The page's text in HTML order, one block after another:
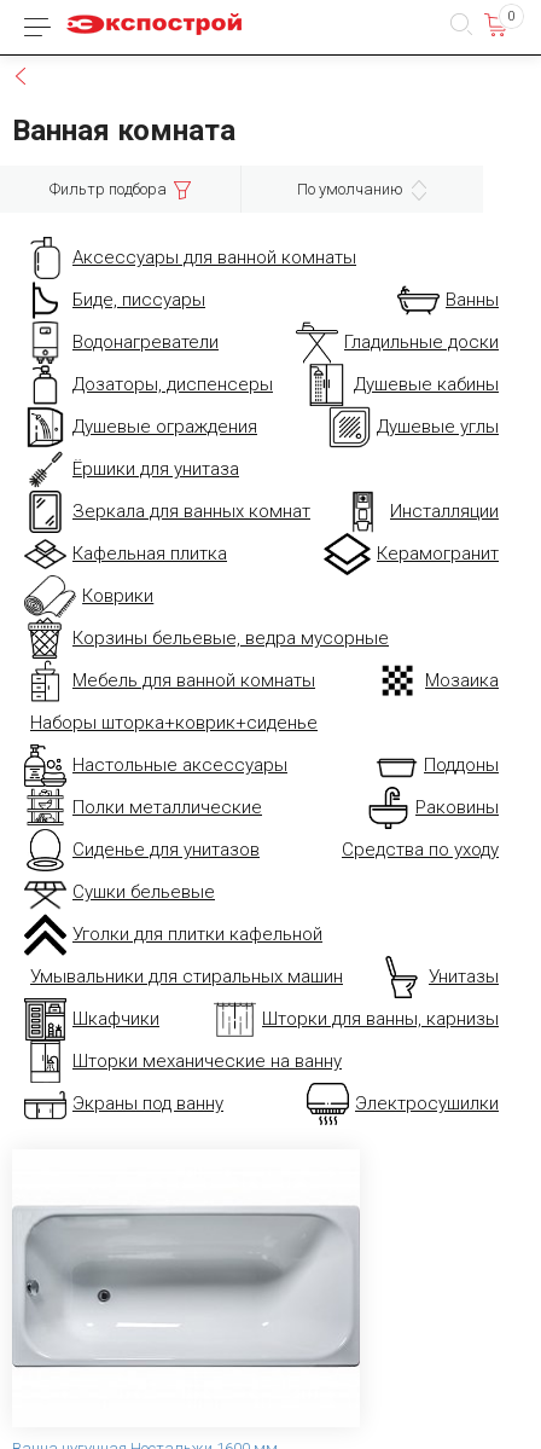
Каталог товаров 0
Ванная комната
Фильтр подбора По умолчанию
Аксессуары для ванной комнаты
Биде, писсуары
Ванны
Водонагреватели
Гладильные доски
Дозаторы, диспенсеры
Душевые кабины
Душевые ограждения
Душевые углы
Ёршики для унитаза
Зеркала для ванных комнат
Инсталляции
Кафельная плитка
Керамогранит
Коврики
Корзины бельевые, ведра мусорные
Мебель для ванной комнаты
Мозаика
Наборы шторка+коврик+сиденье
Настольные аксессуары
Поддоны
Полки металлические
Раковины
Сиденье для унитазов
Средства по уходу
Сушки бельевые
Уголки для плитки кафельной
Умывальники для стиральных машин
Унитазы
Шкафчики
Шторки для ванны, карнизы
Шторки механические на ванну
Экраны под ванну
Электросушилки